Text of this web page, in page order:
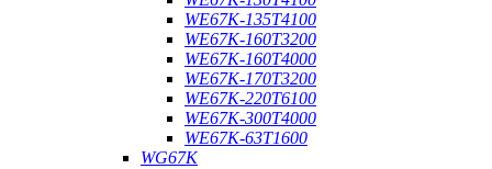
WE67K-135T4100
WE67K-160T3200
WE67K-160T4000
WE67K-170T3200
WE67K-220T6100
WE67K-300T4000
WE67K-63T1600
WG67K